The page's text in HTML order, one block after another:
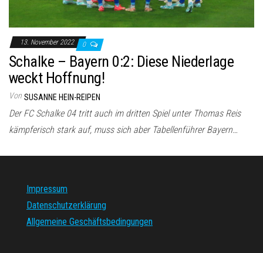
13. November 2022 0
Schalke – Bayern 0:2: Diese Niederlage
weckt Hoffnung!
Von SUSANNE HEIN-REIPEN
Der FC Schalke 04 tritt auch im dritten Spiel unter Thomas Reis
kämpferisch stark auf, muss sich aber Tabellenführer Bayern…
Impressum
Datenschutzerklärung
Allgemeine Geschäftsbedingungen